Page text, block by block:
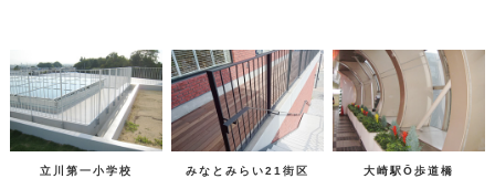
立川第一小学校 みなとみらい21街区 大崎駅Ō歩道橋